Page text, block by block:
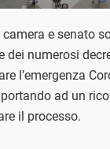
e senato
dei numerosi
l’emergenza
ad un
il processo.